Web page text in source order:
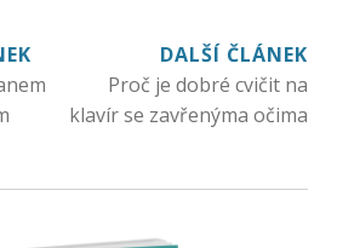
DALŠÍ ČLÁNEK
Proč je dobré cvičit na
klavír se zavřenýma očima